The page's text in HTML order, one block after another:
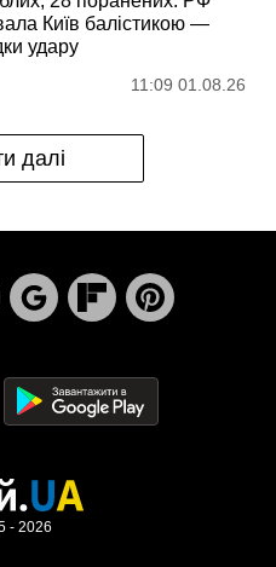
Київ балістикою —
удару
11:09 01.08.26
далі
- 2026